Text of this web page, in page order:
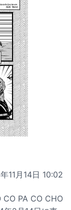
11月14日 10:02
CO PA CO CHO